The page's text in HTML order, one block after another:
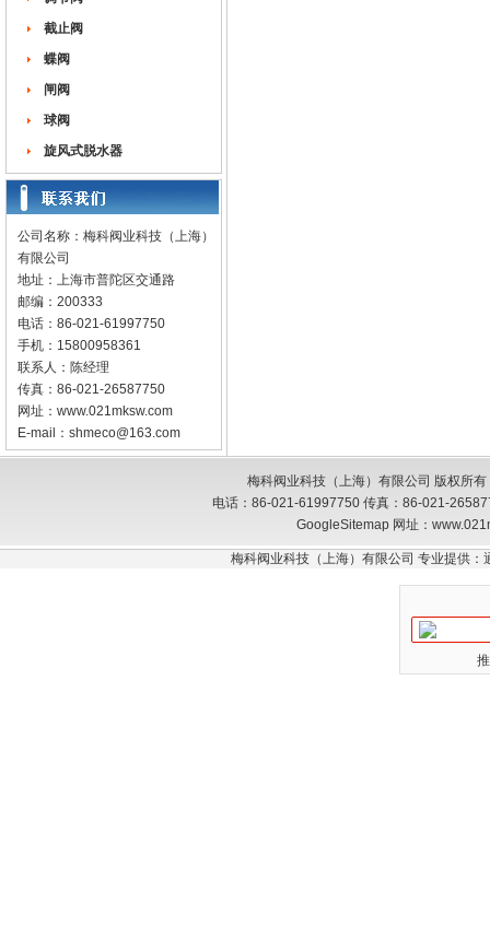
截止阀
蝶阀
闸阀
球阀
旋风式脱水器
公司名称：梅科阀业科技（上海）
有限公司
地址：上海市普陀区交通路
邮编：200333
电话：86-021-61997750
手机：15800958361
联系人：陈经理
传真：86-021-26587750
网址： www.021mksw.com
E-mail： shmeco@163.com
梅科阀业科技（上海）有限公司 版权所
电话：86-021-61997750 传真：86-021-
GoogleSitemap网址：
梅科阀业科技（上海）有限公司 专业提供